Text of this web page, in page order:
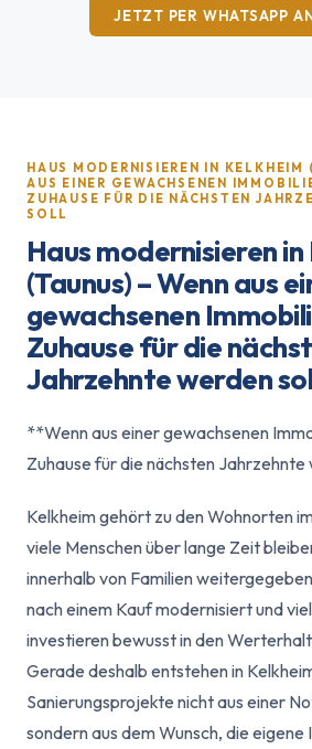
JETZT PER WHATSAPP
HAUS MODERNISIEREN IN KELKHEIM
AUS EINER GEWACHSENEN
ZUHAUSE FÜR DIE NÄCHSTEN
SOLL
Haus modernisieren
(Taunus) – Wenn aus
gewachsenen
Zuhause für die
Jahrzehnte werden
**Wenn aus einer gewachsenen
Zuhause für die nächsten
Kelkheim gehört zu den Wohnorten
viele Menschen über lange Zeit
innerhalb von Familien
nach einem Kauf modernisiert und
investieren bewusst in den
Gerade deshalb entstehen in
Sanierungsprojekte nicht aus einer
sondern aus dem Wunsch, die eigene